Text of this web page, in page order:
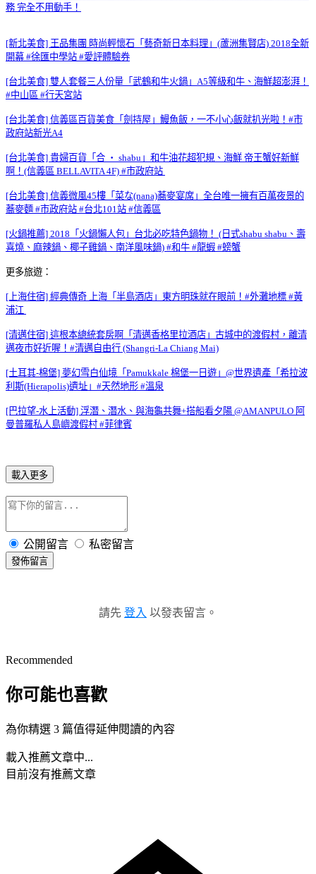
務 完全不用動手！
[新北美食] 王品集團 時尚輕懷石「藝奇新日本料理」(蘆洲集賢店) 2018全新
開幕 #徐匯中學站 #愛評體驗券
[台北美食] 雙人套餐三人份量「武鶴和牛火鍋」A5等級和牛、海鮮超澎湃！
#中山區 #行天宮站
[台北美食] 信義區百貨美食「劍持屋」鰻魚飯，一不小心飯就扒光啦！#市
政府站新光A4
[台北美食] 貴婦百貨「合 ‧ shabu」和牛油花超犯規、海鮮 帝王蟹好新鮮
啊！(信義區 BELLAVITA 4F) #市政府站
[台北美食] 信義微風45樓「菜な(nana)蕎麥宴席」全台唯一擁有百萬夜景的
蕎麥麵 #市政府站 #台北101站 #信義區
[火鍋推薦] 2018「火鍋懶人包」台北必吃特色鍋物！ (日式shabu shabu、壽
喜燒、麻辣鍋、椰子雞鍋、南洋風味鍋) #和牛 #龍蝦 #螃蟹
更多旅遊：
[上海住宿] 經典傳奇 上海「半島酒店」東方明珠就在眼前！#外灘地標 #黃
浦江
[清邁住宿] 這根本總統套房啊「清邁香格里拉酒店」古城中的渡假村，離清
邁夜市好近喔！#清邁自由行 (Shangri-La Chiang Mai)
[土耳其-棉堡] 夢幻雪白仙境「Pamukkale 棉堡一日遊」@世界遺產「希拉波
利斯(Hierapolis)遺址」#天然地形 #溫泉
[巴拉望-水上活動] 浮潛、潛水、與海龜共舞+搭船看夕陽 @AMANPULO 阿
曼普羅私人島嶼渡假村 #菲律賓
載入更多
公開留言 私密留言
發佈留言
請先 登入 以發表留言。
Recommended
你可能也喜歡
為你精選 3 篇值得延伸閱讀的內容
載入推薦文章中...
目前沒有推薦文章